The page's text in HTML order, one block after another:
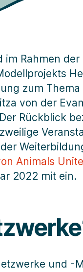
im Rahmen der
zum Thema
von der
Rückblick
Animals
2022 mit ein.
und -